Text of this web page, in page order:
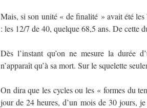
Mais, si son unité « de finalité » avait été
: les 12/7 de 40, quelque 68,5 ans. De cette
Dès l’instant qu’on ne mesure la durée
n’apparaît qu’à sa mort. Sur le squelette
On dira que les cycles ou les « formes du
jour de 24 heures, d’un mois de 30 jours,